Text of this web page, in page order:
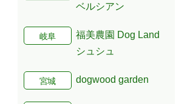
ベルシアン
岐阜
福美農園 Dog Land
シュシュ
宮城 dogwood garden